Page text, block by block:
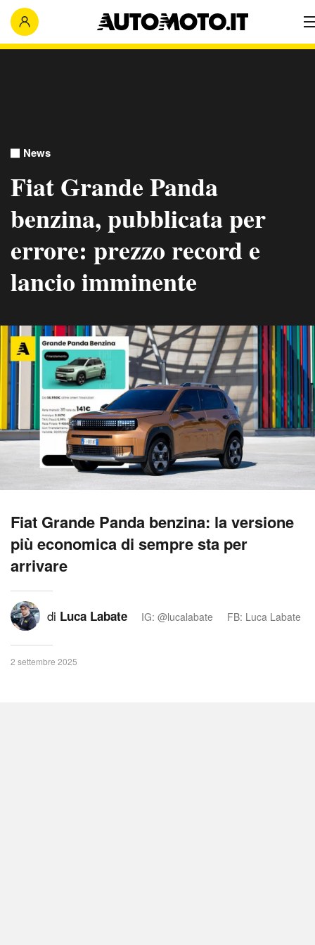
News
Fiat Grande Panda
benzina, pubblicata per
errore: prezzo record e
lancio imminente
Fiat Grande Panda benzina: la versione
più economica di sempre sta per
arrivare
di Luca Labate IG: @lucalabate FB: Luca Labate
2 settembre 2025